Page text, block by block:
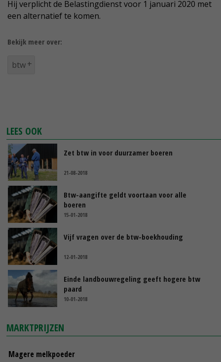
Hij verplicht de Belastingdienst voor 1 januari 2020 met
een alternatief te komen.
Bekijk meer over:
btw
LEES OOK
Zet btw in voor duurzamer boeren
21-08-2018
Btw-aangifte geldt voortaan voor alle
boeren
15-01-2018
Vijf vragen over de btw-boekhouding
12-01-2018
Einde landbouwregeling geeft hogere btw
paard
10-01-2018
MARKTPRIJZEN
Magere melkpoeder